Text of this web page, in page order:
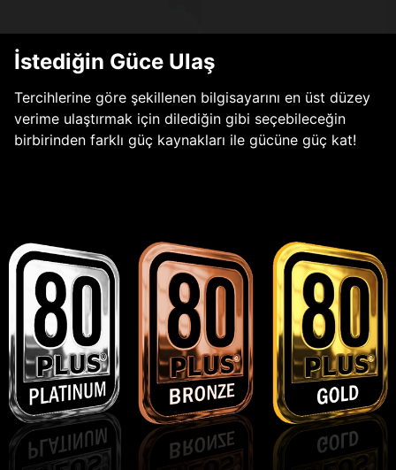
İstediğin Güce Ulaş
Tercihlerine göre şekillenen bilgisayarını en üst düzey
verime ulaştırmak için dilediğin gibi seçebileceğin
birbirinden farklı güç kaynakları ile gücüne güç kat!